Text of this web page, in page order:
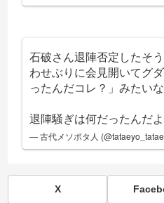
石破さん退陣否定したそ
わせぶりに会見開いてグ
ったんだコレ？」みたい
退陣騒ぎは何だったんだよ
— 古代メソポタ人
X